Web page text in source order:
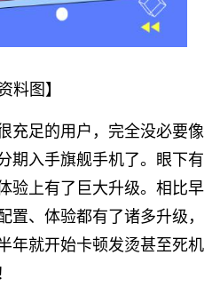
料图】
充足的用户，完全没必要像
期入手旗舰手机了。眼下有
验上有了巨大升级。相比早
置、体验都有了诸多升级，
年就开始卡顿发烫甚至死机